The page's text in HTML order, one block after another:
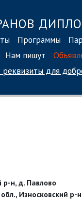
Программы
Нам пишут
реквизиты для
р-н, д. Павлово
Износковский р-н